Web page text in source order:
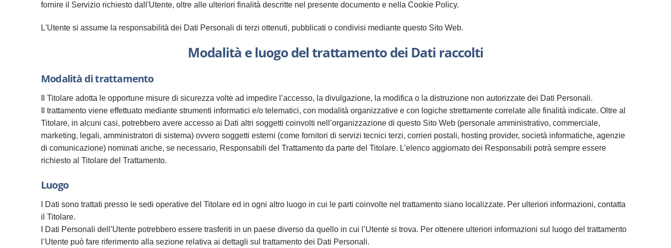
fornire il Servizio richiesto dall'Utente, oltre alle ulteriori finalità descritte nel presente documento e nella Cookie Policy.
L'Utente si assume la responsabilità dei Dati Personali di terzi ottenuti, pubblicati o condivisi mediante questo Sito Web.
Modalità e luogo del trattamento dei Dati raccolti
Modalità di trattamento
Il Titolare adotta le opportune misure di sicurezza volte ad impedire l’accesso, la divulgazione, la modifica o la distruzione non autorizzate dei Dati Personali.
Il trattamento viene effettuato mediante strumenti informatici e/o telematici, con modalità organizzative e con logiche strettamente correlate alle finalità indicate. Oltre al
Titolare, in alcuni casi, potrebbero avere accesso ai Dati altri soggetti coinvolti nell’organizzazione di questo Sito Web (personale amministrativo, commerciale,
marketing, legali, amministratori di sistema) ovvero soggetti esterni (come fornitori di servizi tecnici terzi, corrieri postali, hosting provider, società informatiche, agenzie
di comunicazione) nominati anche, se necessario, Responsabili del Trattamento da parte del Titolare. L’elenco aggiornato dei Responsabili potrà sempre essere
richiesto al Titolare del Trattamento.
Luogo
I Dati sono trattati presso le sedi operative del Titolare ed in ogni altro luogo in cui le parti coinvolte nel trattamento siano localizzate. Per ulteriori informazioni, contatta
il Titolare.
I Dati Personali dell’Utente potrebbero essere trasferiti in un paese diverso da quello in cui l’Utente si trova. Per ottenere ulteriori informazioni sul luogo del trattamento
l’Utente può fare riferimento alla sezione relativa ai dettagli sul trattamento dei Dati Personali.